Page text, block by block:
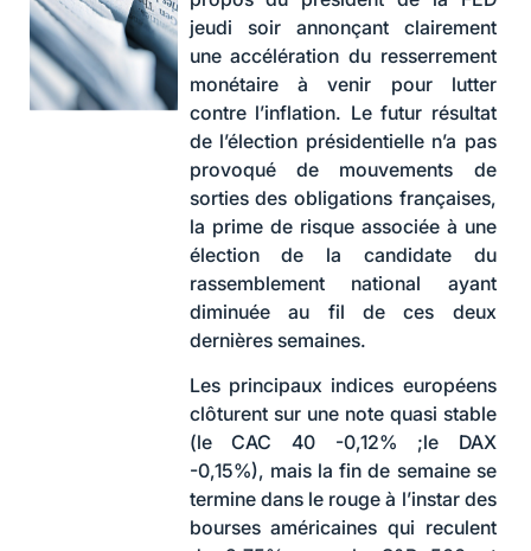
jeudi soir annonçant clairement
une accélération du resserrement
monétaire à venir pour lutter
contre l’inflation. Le futur résultat
de l’élection présidentielle n’a pas
provoqué de mouvements de
sorties des obligations françaises,
la prime de risque associée à une
élection de la candidate du
rassemblement national ayant
diminuée au fil de ces deux
dernières semaines.
Les principaux indices européens
clôturent sur une note quasi stable
(le CAC 40 -0,12% ;le DAX
-0,15%), mais la fin de semaine se
termine dans le rouge à l’instar des
bourses américaines qui reculent